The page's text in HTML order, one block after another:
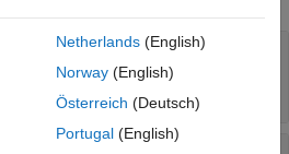
Flag to merge parallel
false
Netherlands(English)
Norway(English)
Österreich (Deutsch)
Portugal(English)